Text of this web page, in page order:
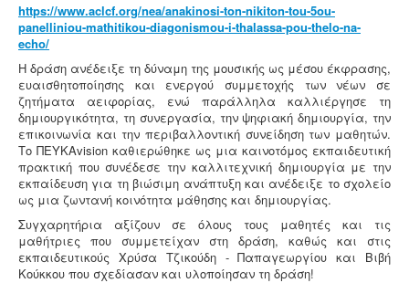
https://www.aclcf.org/nea/anakinosi-ton-nikiton-tou-5ou-
panelliniou-mathitikou-diagonismou-i-thalassa-pou-thelo-na-
echo/
Η δράση ανέδειξε τη δύναμη της μουσικής ως μέσου έκφρασης,
ευαισθητοποίησης και ενεργού συμμετοχής των νέων σε
ζητήματα αειφορίας, ενώ παράλληλα καλλιέργησε τη
δημιουργικότητα, τη συνεργασία, την ψηφιακή δημιουργία, την
επικοινωνία και την περιβαλλοντική συνείδηση των μαθητών.
Το ΠΕΥΚΑvision καθιερώθηκε ως μια καινοτόμος εκπαιδευτική
πρακτική που συνέδεσε την καλλιτεχνική δημιουργία με την
εκπαίδευση για τη βιώσιμη ανάπτυξη και ανέδειξε το σχολείο
ως μια ζωντανή κοινότητα μάθησης και δημιουργίας.
Συγχαρητήρια αξίζουν σε όλους τους μαθητές και τις
μαθήτριες που συμμετείχαν στη δράση, καθώς και στις
εκπαιδευτικούς Χρύσα Τζικούδη - Παπαγεωργίου και Βιβή
Κούκκου που σχεδίασαν και υλοποίησαν τη δράση!